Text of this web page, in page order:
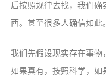
后按照规律去找，我们
西。甚至很多人确信如此
我们先假设现实存在事物
如果真有，按照科学，如